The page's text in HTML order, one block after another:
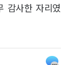
감사한 자리였